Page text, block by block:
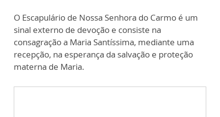
O Escapulário de Nossa Senhora do Carmo é um
sinal externo de devoção e consiste na
consagração a Maria Santíssima, mediante uma
recepção, na esperança da salvação e proteção
materna de Maria.